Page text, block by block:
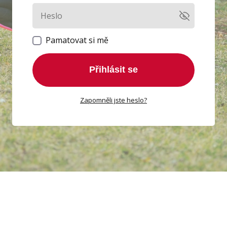
Pamatovat si mě
Přihlásit se
Zapomněli jste heslo?